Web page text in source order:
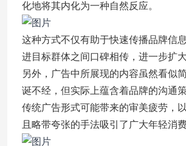
化地将其内化为一种自然反应。
这种方式不仅有助于快速传播品牌信
进目标群体之间口碑相传，进一步扩大
另外，广告中所展现的内容虽然看似
诞不经，但实际上蕴含着品牌的沟通
传统广告形式可能带来的审美疲劳，
且略带夸张的手法吸引了广大年轻消